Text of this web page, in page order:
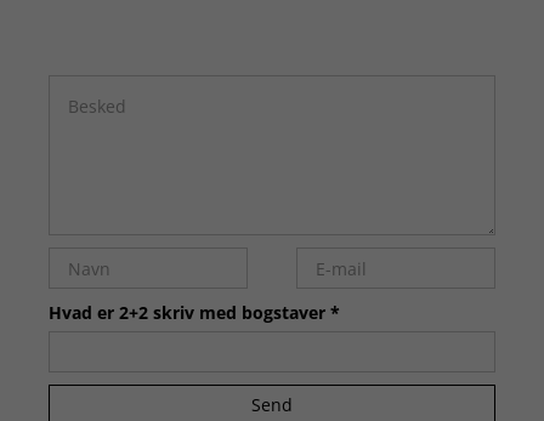
Hvad er 2+2 skriv med bogstaver *
Send